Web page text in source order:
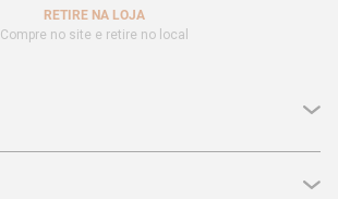
RETIRE NA LOJA
Compre no site e retire no local